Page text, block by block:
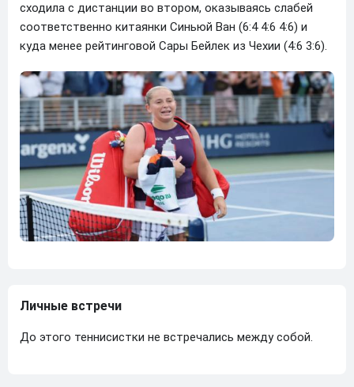
сходила с дистанции во втором, оказываясь слабей
соответственно китаянки Синьюй Ван (6:4 4:6 4:6) и
куда менее рейтинговой Сары Бейлек из Чехии (4:6 3:6).
Личные встречи
До этого теннисистки не встречались между собой.